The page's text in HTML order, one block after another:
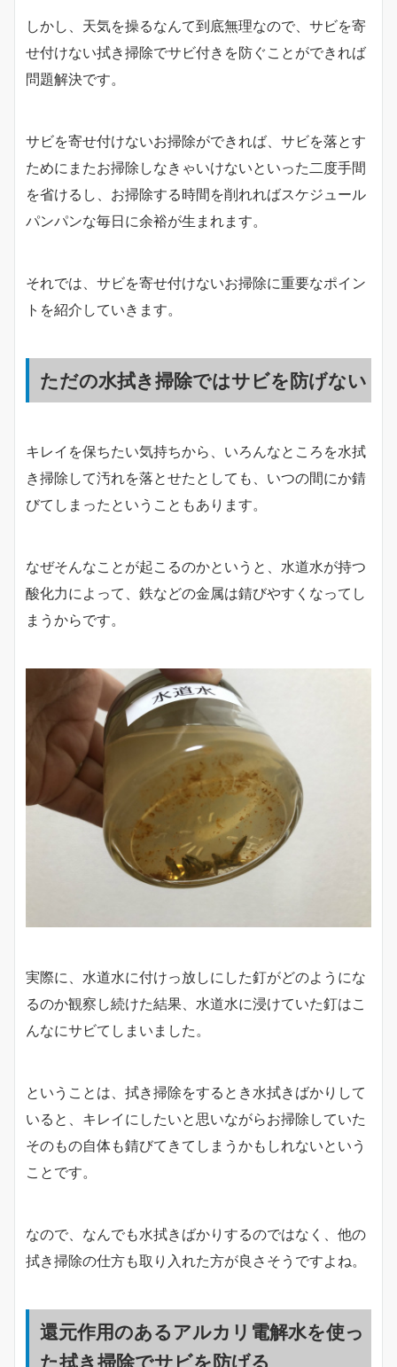
しかし、天気を操るなんて到底無理なので、サビを寄
せ付けない拭き掃除でサビ付きを防ぐことができれば
問題解決です。
サビを寄せ付けないお掃除ができれば、サビを落とす
ためにまたお掃除しなきゃいけないといった二度手間
を省けるし、お掃除する時間を削れればスケジュール
パンパンな毎日に余裕が生まれます。
それでは、サビを寄せ付けないお掃除に重要なポイン
トを紹介していきます。
ただの水拭き掃除ではサビを防げない
キレイを保ちたい気持ちから、いろんなところを水拭
き掃除して汚れを落とせたとしても、いつの間にか錆
びてしまったということもあります。
なぜそんなことが起こるのかというと、水道水が持つ
酸化力によって、鉄などの金属は錆びやすくなってし
まうからです。
実際に、水道水に付けっ放しにした釘がどのようにな
るのか観察し続けた結果、水道水に浸けていた釘はこ
んなにサビてしまいました。
ということは、拭き掃除をするとき水拭きばかりして
いると、キレイにしたいと思いながらお掃除していた
そのもの自体も錆びてきてしまうかもしれないという
ことです。
なので、なんでも水拭きばかりするのではなく、他の
拭き掃除の仕方も取り入れた方が良さそうですよね。
還元作用のあるアルカリ電解水を使っ
た拭き掃除でサビを防げる